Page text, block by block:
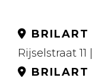
BRILART
Rijselstraat
BRILART